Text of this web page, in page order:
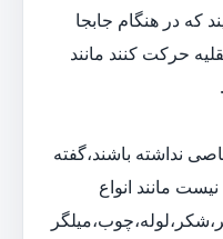
که در هنگام جابجا
حرکت کنند مانند
نداشته باشند،گفته
مانند انواع